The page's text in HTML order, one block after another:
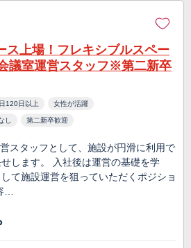
ス上場！フレキシブルスペー
議室運営スタッフ※第二新卒
120日以上 女性が活躍
し 第二新卒歓迎
スタッフとして、施設が円滑に利用で
します。 入社後は運営の基礎を学
て施設運営を狙っていただくポジショ
…